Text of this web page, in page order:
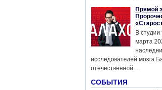
Прямой
В
марта
исследователей мозга
отечественной ...
СОБЫТИЯ